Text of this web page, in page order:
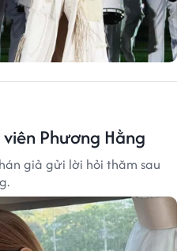
Phương Hằng
giả gửi lời hỏi thăm sau